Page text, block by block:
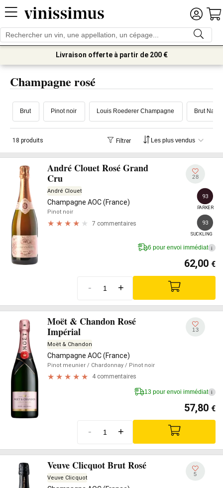
Livraison offerte à partir de 200 €
Champagne rosé
Brut Pinot noir Louis Roederer Champagne Brut
18 produits Filtrer
André Clouet Rosé Grand
Cru
André Clouet
Champagne AOC (France)
Pinot noir
7 commentaires
28
93
PARKER
93
SUCKLING
6 pour envoi immédiat i
62,00 €
- +
Moët & Chandon Rosé
Impérial
Moët & Chandon
Champagne AOC (France)
Pinot meunier / Chardonnay / Pinot noir
4 commentaires
13
13 pour envoi immédiat i
57,80 €
- +
Veuve Clicquot Brut Rosé
Veuve Clicquot
5